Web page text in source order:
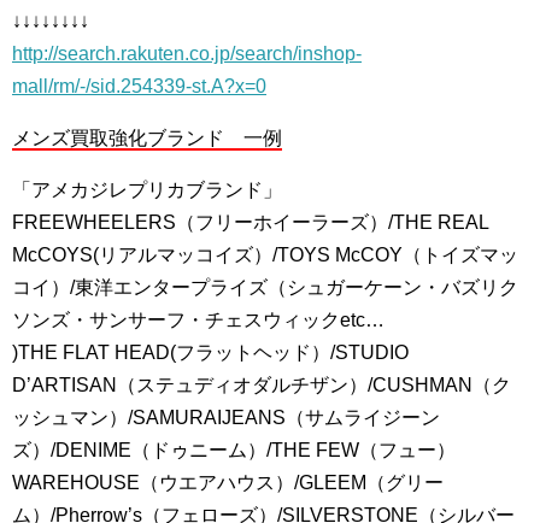
↓↓↓↓↓↓↓↓
http://search.rakuten.co.jp/search/inshop-
mall/rm/-/sid.254339-st.A?x=0
メンズ買取強化ブランド 一例
「アメカジレプリカブランド」
FREEWHEELERS（フリーホイーラーズ）/THE REAL
McCOYS(リアルマッコイズ）/TOYS McCOY（トイズマッ
コイ）/東洋エンタープライズ（シュガーケーン・バズリク
ソンズ・サンサーフ・チェスウィックetc…
)THE FLAT HEAD(フラットヘッド）/STUDIO
D’ARTISAN（ステュディオダルチザン）/CUSHMAN（ク
ッシュマン）/SAMURAIJEANS（サムライジーン
ズ）/DENIME（ドゥニーム）/THE FEW（フュー）
WAREHOUSE（ウエアハウス）/GLEEM（グリー
ム）/Pherrow’s（フェローズ）/SILVERSTONE（シルバー